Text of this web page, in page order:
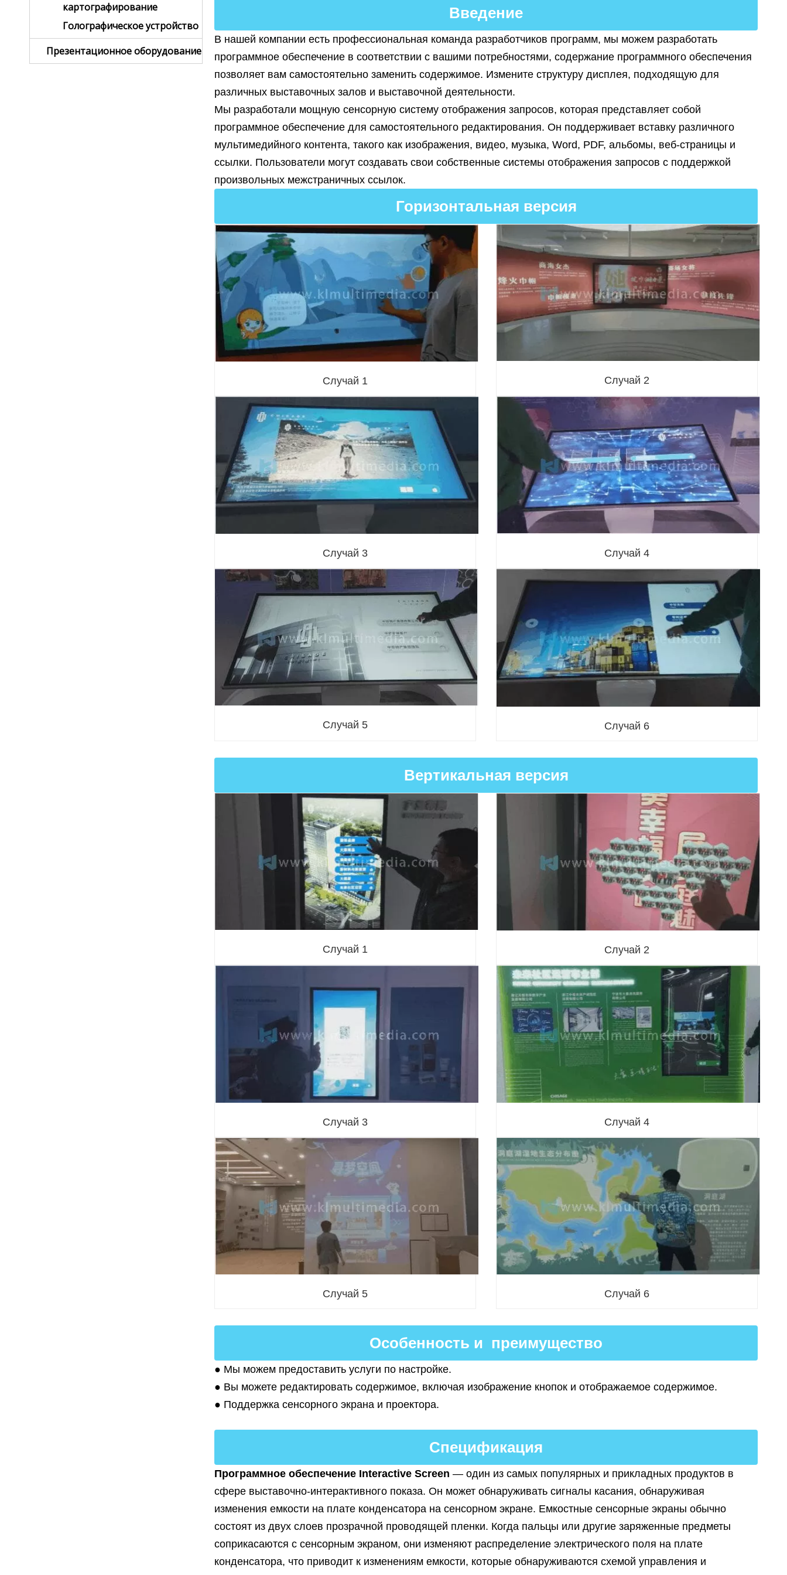
картографирование
Голографическое устройство
Презентационное оборудование
Введение
В нашей компании есть профессиональная команда разработчиков программ, мы можем разработать
программное обеспечение в соответствии с вашими потребностями, содержание программного обеспечения
позволяет вам самостоятельно заменить содержимое. Измените структуру дисплея, подходящую для
различных выставочных залов и выставочной деятельности.
Мы разработали мощную сенсорную систему отображения запросов, которая представляет собой
программное обеспечение для самостоятельного редактирования. Он поддерживает вставку различного
мультимедийного контента, такого как изображения, видео, музыка, Word, PDF, альбомы, веб-страницы и
ссылки. Пользователи могут создавать свои собственные системы отображения запросов с поддержкой
произвольных межстраничных ссылок.
Горизонтальная версия
Случай 1 Случай 2
Случай 3 Случай 4
Случай 5 Случай 6
Вертикальная версия
Случай 1 Случай 2
Случай 3 Случай 4
Случай 5 Случай 6
Особенность и преимущество
● Мы можем предоставить услуги по настройке.
● Вы можете редактировать содержимое, включая изображение кнопок и отображаемое содержимое.
● Поддержка сенсорного экрана и проектора.
Спецификация
Программное обеспечение Interactive Screen — один из самых популярных и прикладных продуктов в
сфере выставочно-интерактивного показа. Он может обнаруживать сигналы касания, обнаруживая
изменения емкости на плате конденсатора на сенсорном экране. Емкостные сенсорные экраны обычно
состоят из двух слоев прозрачной проводящей пленки. Когда пальцы или другие заряженные предметы
соприкасаются с сенсорным экраном, они изменяют распределение электрического поля на плате
конденсатора, что приводит к изменениям емкости, которые обнаруживаются схемой управления и